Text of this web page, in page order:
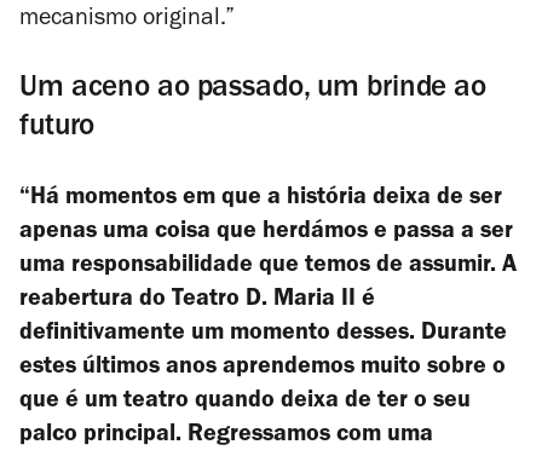
mecanismo original.”
Um aceno ao passado, um brinde ao
futuro
“Há momentos em que a história deixa de ser
apenas uma coisa que herdámos e passa a ser
uma responsabilidade que temos de assumir. A
reabertura do Teatro D. Maria II é
definitivamente um momento desses. Durante
estes últimos anos aprendemos muito sobre o
que é um teatro quando deixa de ter o seu
palco principal. Regressamos com uma